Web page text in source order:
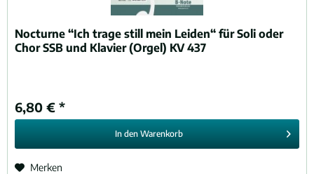
Nocturne “Ich trage still mein Leiden“ für Soli oder
Chor SSB und Klavier (Orgel) KV 437
6,80 € *
In den Warenkorb
Merken